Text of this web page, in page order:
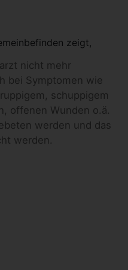
zeigt,
nicht mehr
bei Symptomen wie
schuppigem
offenen Wunden o.ä.
werden und das
werden.